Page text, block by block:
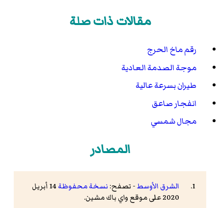
مقالات ذات صلة
رقم ماخ الحرج
موجة الصدمة العادية
طيران بسرعة عالية
انفجار صاعق
مجال شمسي
المصادر
الشرق الأوسط- تصفح: نسخة محفوظة
14 أبريل
2020 على موقع واي باك مشين.